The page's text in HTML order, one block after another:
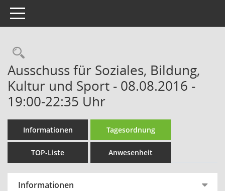
Toggle navigation
Rechercheauswahl
Ausschuss für Soziales, Bildung,
Kultur und Sport - 08.08.2016 -
19:00-22:35 Uhr
Informationen Tagesordnung
TOP-Liste Anwesenheit
Informationen